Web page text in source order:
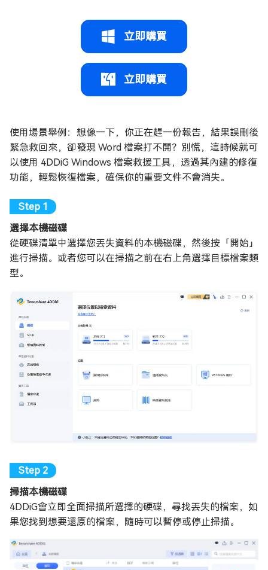
立即購買
立即購買
使用場景舉例：想像一下，你正在趕一份報告，結果誤刪後
緊急救回來，卻發現 Word 檔案打不開？別慌，這時候就可
以使用 4DDiG Windows 檔案救援工具，透過其內建的修復
功能，輕鬆恢復檔案，確保你的重要文件不會消失。
選擇本機磁碟
從硬碟清單中選擇您丟失資料的本機磁碟，然後按「開始」
進行掃描。或者您可以在掃描之前在右上角選擇目標檔案類
型。
掃描本機磁碟
4DDiG會立即全面掃描所選擇的硬碟，尋找丟失的檔案，如
果您找到想要還原的檔案，隨時可以暫停或停止掃描。